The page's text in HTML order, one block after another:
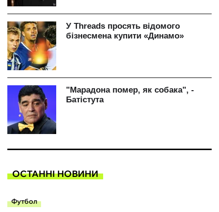
ОСТАННІ НОВИНИ
Футбол